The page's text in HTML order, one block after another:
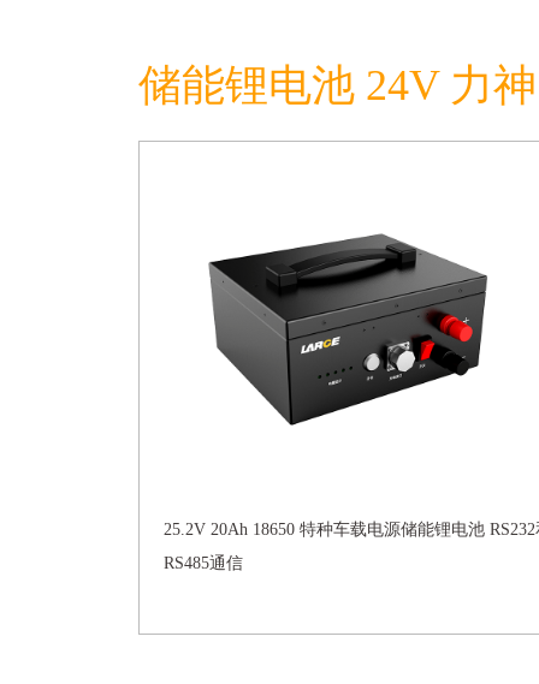
储能锂电池 24V 力神
25.2V 20Ah 18650 特种车载电源储能锂电池 RS232
RS485通信